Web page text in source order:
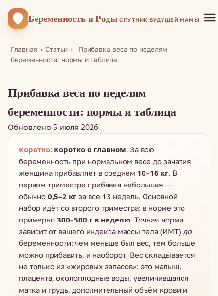
Беременностьи Роды СПУТНИК БУДУЩЕЙ МАМЫ
Главная › Статьи ›
Прибавка веса по неделям
беременности: нормы и таблица
Прибавка веса по неделям
беременности: нормы и таблица
Обновлено 5 июля 2026
Коротко: Коротко о главном. За всю
беременность при нормальном весе до зачатия
женщина прибавляет в среднем 10–16 кг. В
первом триместре прибавка небольшая —
обычно 0,5–2 кг за все 13 недель. Основной
набор идёт со второго триместра: в норме это
примерно 300–500 г в неделю. Точная норма
зависит от вашего индекса массы тела (ИМТ) до
беременности: чем меньше был вес, тем больше
можно прибавить, и наоборот. Вес складывается
не только из «жировых запасов»: это малыш,
плацента, околоплодные воды, увеличившаяся
матка и грудь, дополнительный объём крови и